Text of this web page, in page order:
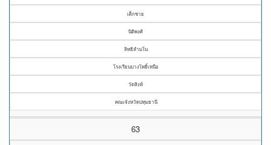
เด็กชาย
นิติพงศ์
ลิทธิลำมโน
โรงเรียนบางโพธิ์เหนือ
วัดสิงห์
คณะจังหวัดปทุมธานี
63